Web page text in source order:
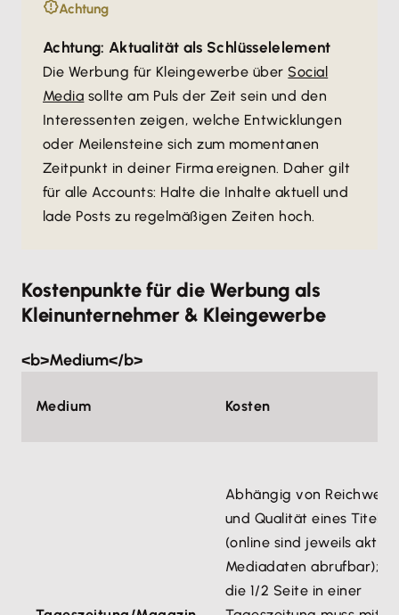
Achtung
Achtung: Aktualität als Schlüsselelement
Die Werbung für Kleingewerbe über Social
Media sollte am Puls der Zeit sein und den
Interessenten zeigen, welche Entwicklungen
oder Meilensteine sich zum momentanen
Zeitpunkt in deiner Firma ereignen. Daher gilt
für alle Accounts: Halte die Inhalte aktuell und
lade Posts zu regelmäßigen Zeiten hoch.
Kostenpunkte für die Werbung als
Kleinunternehmer & Kleingewerbe
<b>Medium</b>
Medium Kosten
Abhängig von Reichweite
und Qualität eines Titels
(online sind jeweils
Mediadaten abrufbar);
die 1/2 Seite in einer